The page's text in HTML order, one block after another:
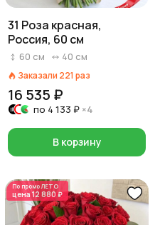
31 Роза красная,
Россия, 60 см
60 см 40 см
Заказали 221 раз
16 535 ₽
по 4 133 ₽ ×4
В корзину
По промоЛЕТО
цена12 880 ₽